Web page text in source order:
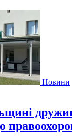
Новини